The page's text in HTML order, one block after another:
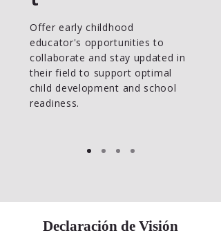
Offer early childhood
educator's opportunities to
collaborate and stay updated in
their field to support optimal
child development and school
readiness.
Declaración de Visión